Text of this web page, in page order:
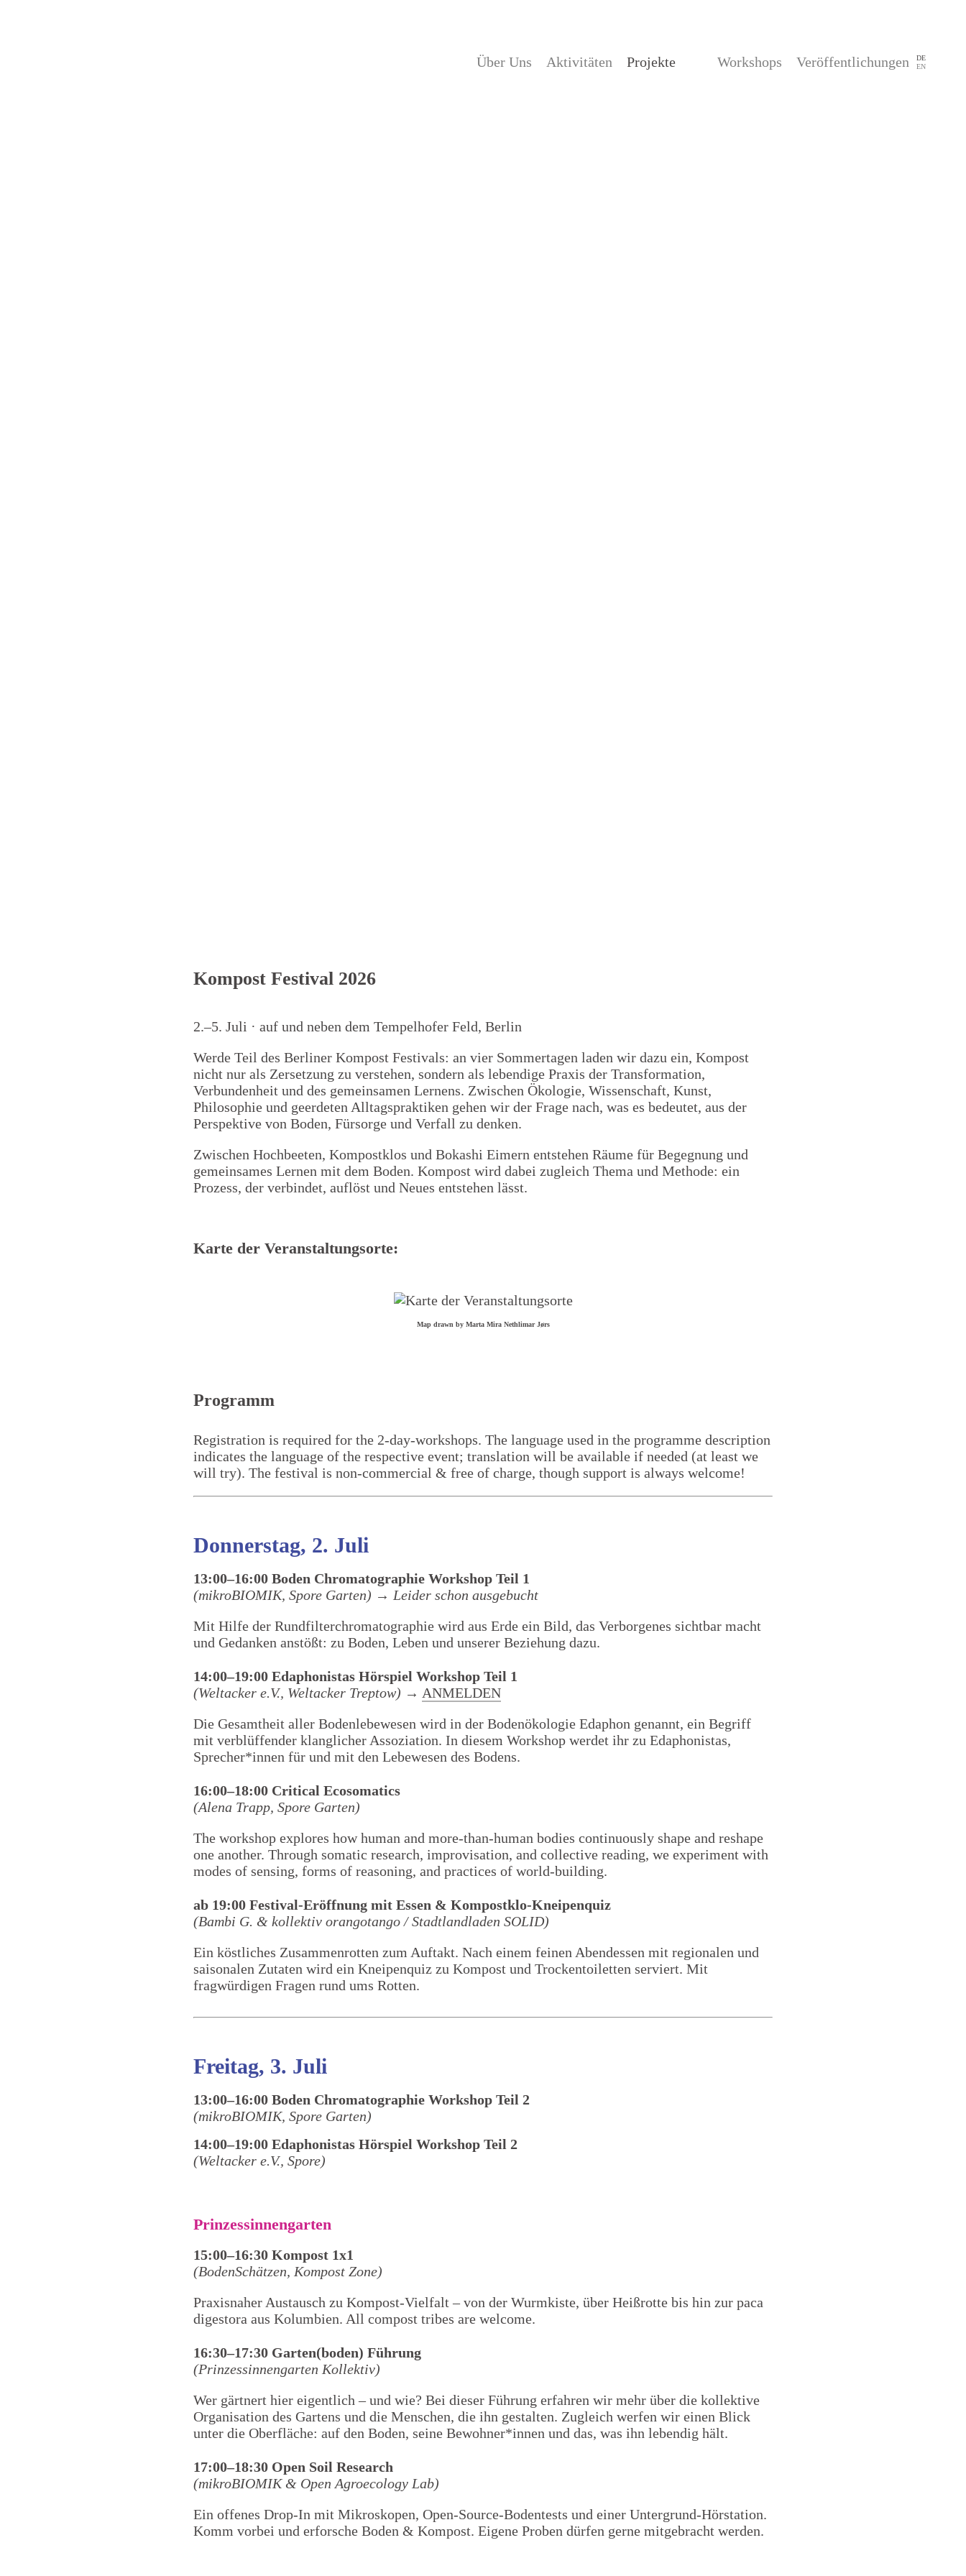
Projekte
Veröffentlichungen
Deutsch
Über Uns Aktivitäten Projekte Workshops Veröffentlichungen
DE
EN
Kompost Festival 2026
2.–5. Juli · auf und neben dem Tempelhofer Feld, Berlin
Werde Teil des Berliner Kompost Festivals: an vier Sommertagen laden wir dazu ein, Kompost
nicht nur als Zersetzung zu verstehen, sondern als lebendige Praxis der Transformation,
Verbundenheit und des gemeinsamen Lernens. Zwischen Ökologie, Wissenschaft, Kunst,
Philosophie und geerdeten Alltagspraktiken gehen wir der Frage nach, was es bedeutet, aus der
Perspektive von Boden, Fürsorge und Verfall zu denken.
Zwischen Hochbeeten, Kompostklos und Bokashi Eimern entstehen Räume für Begegnung und
gemeinsames Lernen mit dem Boden. Kompost wird dabei zugleich Thema und Methode: ein
Prozess, der verbindet, auflöst und Neues entstehen lässt.
Karte der Veranstaltungsorte:
Map drawn by Marta Mira Nethlimar Jørs
Programm
Registration is required for the 2-day-workshops. The language used in the programme description
indicates the language of the respective event; translation will be available if needed (at least we
will try). The festival is non-commercial & free of charge, though support is always welcome!
Donnerstag, 2. Juli
13:00–16:00 Boden Chromatographie Workshop Teil 1
(mikroBIOMIK, Spore Garten) → Leider schon ausgebucht
Mit Hilfe der Rundfilterchromatographie wird aus Erde ein Bild, das Verborgenes sichtbar macht
und Gedanken anstößt: zu Boden, Leben und unserer Beziehung dazu.
14:00–19:00 Edaphonistas Hörspiel Workshop Teil 1
(Weltacker e.V., Weltacker Treptow) → ANMELDEN
Die Gesamtheit aller Bodenlebewesen wird in der Bodenökologie Edaphon genannt, ein Begriff
mit verblüffender klanglicher Assoziation. In diesem Workshop werdet ihr zu Edaphonistas,
Sprecher*innen für und mit den Lebewesen des Bodens.
16:00–18:00 Critical Ecosomatics
(Alena Trapp, Spore Garten)
The workshop explores how human and more-than-human bodies continuously shape and reshape
one another. Through somatic research, improvisation, and collective reading, we experiment with
modes of sensing, forms of reasoning, and practices of world-building.
ab 19:00 Festival-Eröffnung mit Essen & Kompostklo-Kneipenquiz
(Bambi G. & kollektiv orangotango / Stadtlandladen SOLID)
Ein köstliches Zusammenrotten zum Auftakt. Nach einem feinen Abendessen mit regionalen und
saisonalen Zutaten wird ein Kneipenquiz zu Kompost und Trockentoiletten serviert. Mit
fragwürdigen Fragen rund ums Rotten.
Freitag, 3. Juli
13:00–16:00 Boden Chromatographie Workshop Teil 2
(mikroBIOMIK, Spore Garten)
14:00–19:00 Edaphonistas Hörspiel Workshop Teil 2
(Weltacker e.V., Spore)
Prinzessinnengarten
15:00–16:30 Kompost 1x1
(BodenSchätzen, Kompost Zone)
Praxisnaher Austausch zu Kompost-Vielfalt – von der Wurmkiste, über Heißrotte bis hin zur paca
digestora aus Kolumbien. All compost tribes are welcome.
16:30–17:30 Garten(boden) Führung
(Prinzessinnengarten Kollektiv)
Wer gärtnert hier eigentlich – und wie? Bei dieser Führung erfahren wir mehr über die kollektive
Organisation des Gartens und die Menschen, die ihn gestalten. Zugleich werfen wir einen Blick
unter die Oberfläche: auf den Boden, seine Bewohner*innen und das, was ihn lebendig hält.
17:00–18:30 Open Soil Research
(mikroBIOMIK & Open Agroecology Lab)
Ein offenes Drop-In mit Mikroskopen, Open-Source-Bodentests und einer Untergrund-Hörstation.
Komm vorbei und erforsche Boden & Kompost. Eigene Proben dürfen gerne mitgebracht werden.